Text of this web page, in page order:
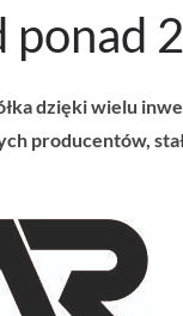
dzięki wielu
producentów,